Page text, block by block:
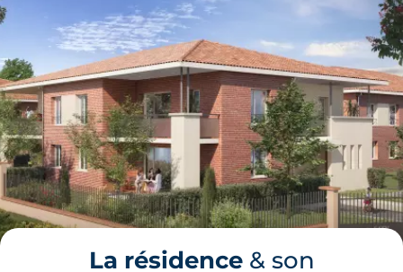
La résidence& son